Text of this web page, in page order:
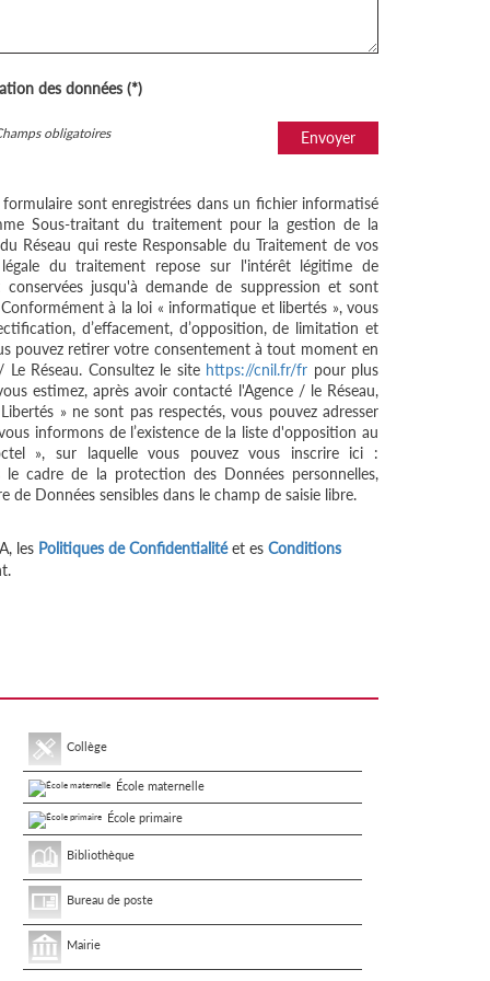
des données (*)
Envoyer
obligatoires
sont enregistrées dans un fichier informatisé
Sous-traitant du traitement pour la gestion de la
Réseau qui reste Responsable du Traitement de vos
légale du traitement repose sur l'intérêt légitime de
jusqu'à demande de suppression et sont
à la loi « informatique et libertés », vous
d’effacement, d’opposition, de limitation et
pouvez retirer votre consentement à tout moment en
Réseau. Consultez le site https://cnil.fr/fr pour plus
estimez, après avoir contacté l'Agence / le Réseau,
» ne sont pas respectés, vous pouvez adresser
informons de l’existence de la liste d'opposition au
», sur laquelle vous pouvez vous inscrire ici :
le cadre de la protection des Données personnelles,
de Données sensibles dans le champ de saisie libre.
les Politiques de Confidentialitéet es Conditions
Collège
École maternelle
École primaire
Bibliothèque
Bureau de poste
Mairie